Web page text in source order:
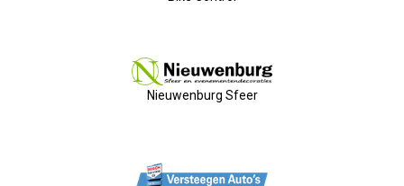
2026-07-10 OVZ Ledendag
20-11-2026 Dag Van De Ondernemer
Nieuwenburg Sfeer